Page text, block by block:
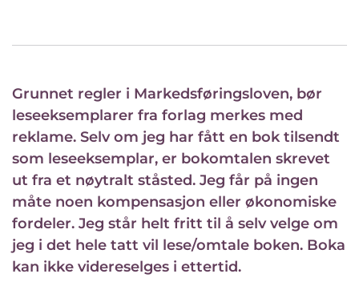
Grunnet regler i Markedsføringsloven, bør
leseeksemplarer fra forlag merkes med
reklame. Selv om jeg har fått en bok tilsendt
som leseeksemplar, er bokomtalen skrevet
ut fra et nøytralt ståsted. Jeg får på ingen
måte noen kompensasjon eller økonomiske
fordeler. Jeg står helt fritt til å selv velge om
jeg i det hele tatt vil lese/omtale boken. Boka
kan ikke videreselges i ettertid.